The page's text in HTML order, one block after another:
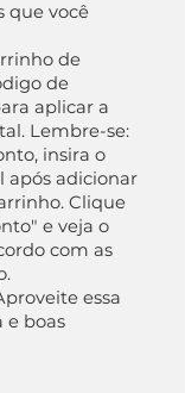
que você
de
de
aplicar a
Lembre-se:
insira o
após adicionar
Clique
e veja o
com as
essa
e boas